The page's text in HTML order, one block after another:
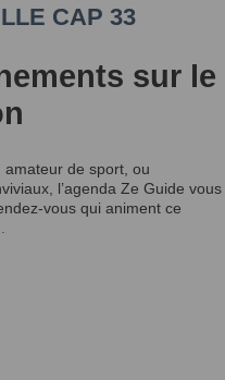
CAP 33
sur le
de sport, ou
l’agenda Ze Guide vous
vous qui animent ce